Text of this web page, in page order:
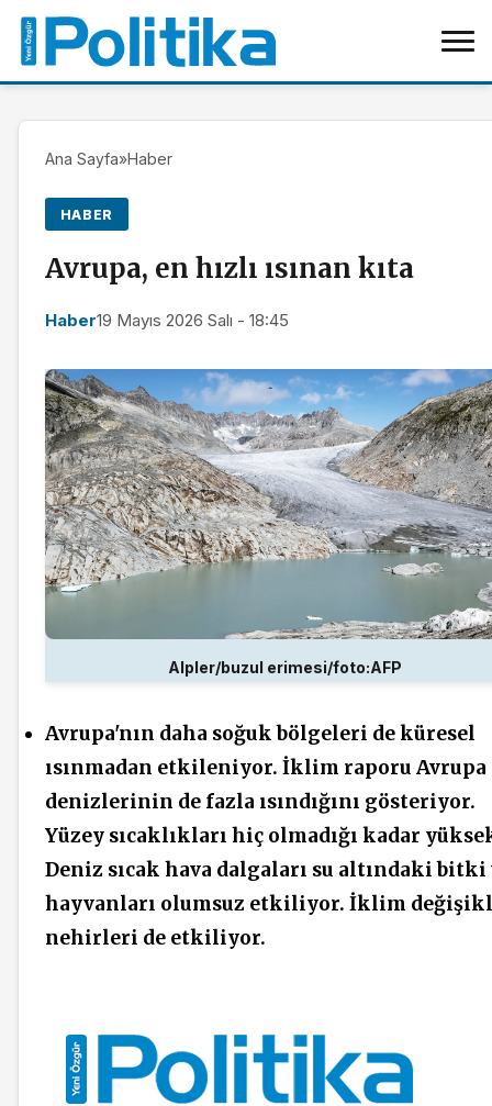
Ana Sayfa»Haber
HABER
Avrupa, en hızlı ısınan kıta
Haber19 Mayıs 2026 Salı - 18:45
Alpler/buzul erimesi/foto:AFP
Avrupa'nın daha soğuk bölgeleri de küresel
ısınmadan etkileniyor. İklim raporu Avrupa
denizlerinin de fazla ısındığını gösteriyor.
Yüzey sıcaklıkları hiç olmadığı kadar
Deniz sıcak hava dalgaları su altındaki bitki
hayvanları olumsuz etkiliyor. İklim
nehirleri de etkiliyor.